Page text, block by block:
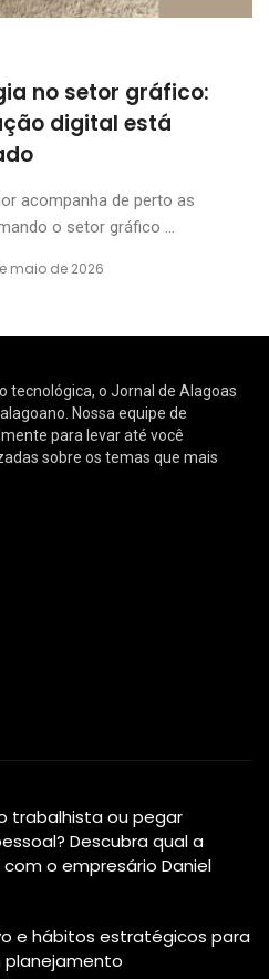
no setor gráfico:
digital está
acompanha de perto as
o setor gráfico ...
maio de 2026
tecnológica, o Jornal de Alagoas
Nossa equipe de
para levar até você
sobre os temas que mais
trabalhista ou pegar
Descubra qual a
o empresário Daniel
e hábitos estratégicos para